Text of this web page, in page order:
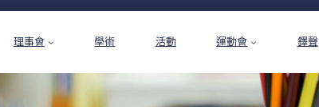
理事會 學術 活動 運動會 鐸聲